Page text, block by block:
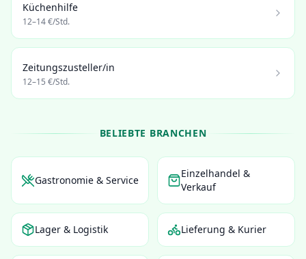
Küchenhilfe
12–14€/Std.
Zeitungszusteller/in
12–15 €/Std.
BELIEBTE BRANCHEN
Gastronomie & Service
Einzelhandel &
Verkauf
Lager & Logistik Lieferung & Kurier